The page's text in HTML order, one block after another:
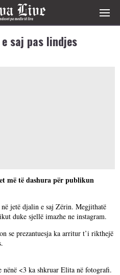
saj pas lindjes
më të dashura për publikun
jetë djalin e saj Zërin. Megjithatë
duke sjellë imazhe ne instagram.
se prezantuesja ka arritur t’i rikthejë
<3 ka shkruar Elita në fotografi.